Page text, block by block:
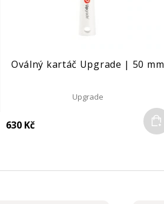
košíku
Oválný kartáč Upgrade | 50 mm
Upgrade
630 Kč